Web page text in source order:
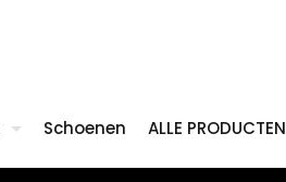
Schoenen ALLE PRODUCTEN